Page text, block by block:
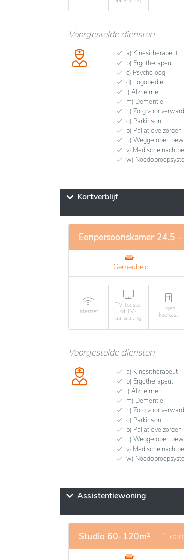
Voorgestelde diensten
a) Kinesitherapeut
b) Ergotherapeut
c) Psycholoog
d) Logopedie
l) Alzheimer
m) Dementie
n) Zorg voor
o) Parkinson
p) Paliatieve zorgen
u) Weggelopen
v) Medische
w)
Kortverblijf
Eenpersoonskamer 24,5
Gemeubeld
Internet
TV toestel
of TV-
aansluiting
Eigen
koelkast
Voorgestelde diensten
a) Kinesitherapeut
b) Ergotherapeut
l) Alzheimer
m) Dementie
n) Zorg voor
o) Parkinson
p) Paliatieve zorgen
u) Weggelopen
v) Medische
w)
Assistentiewoning
Studio 60-120m² - 1